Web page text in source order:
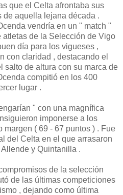
que el Celta afrontaba sus
de aquella lejana década .
vendría en un " match "
de la Selección de Vigo
día para los vigueses ,
con claridad , destacando el
salto de altura con su marca de
compitió en los 400
lugar .
" con una magnífica
imponerse a los
margen ( 69 - 67 puntos ) . Fue
del Celta en el que arrasaron
y Quintanilla .
de la selección
de las últimas competiciones
, dejando como última